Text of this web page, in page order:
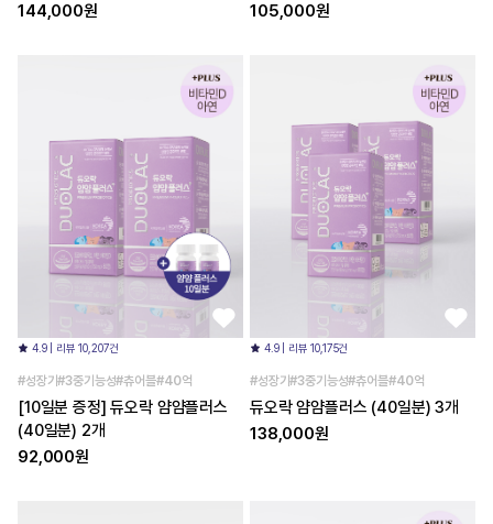
144,000원
105,000원
4.9 | 리뷰 10,207건
#성장기#3중기능성#츄어블#40억
[10일분 증정] 듀오락 얌얌플러스
(40일분) 2개
92,000원
4.9 | 리뷰 10,175건
#성장기#3중기능성#츄어블#40억
듀오락 얌얌플러스 (40일분) 3개
138,000원